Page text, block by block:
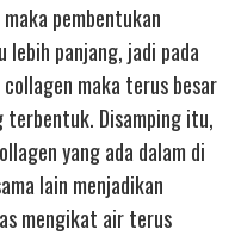
pembentukan
panjang, jadi pada
maka terus besar
terbentuk. Disamping itu,
yang ada dalam di
lain menjadikan
mengikat air terus